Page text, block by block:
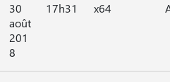
30
août
201
8
17h31 x64